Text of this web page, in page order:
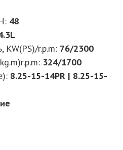
48
r.p.m: 76/2300
324/1700
8.25-15-14PR | 8.25-15-